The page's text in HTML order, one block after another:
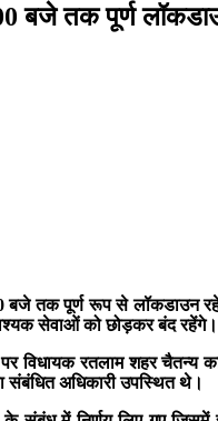
बजे तक पूर्ण
बजे तक पूर्ण रूप से लॉकडाउन
सेवाओं को छोड़कर बंद रहेंगे।
रतलाम शहर चैतन्य
संबंधित अधिकारी उपस्थित थे।